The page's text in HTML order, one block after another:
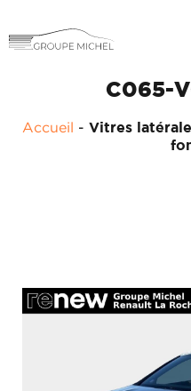
LIGIER
PROFESSIONAL
HISTORIQUE
DU
GROUPE
C065-
Accueil - Vitres